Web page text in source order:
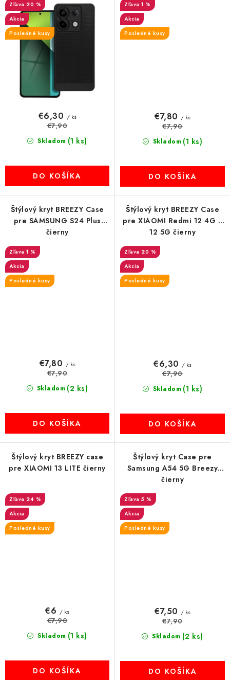
20 %
Akcia
Posledné kusy
Skladom (1 ks)
€6,30 / ks
€7,90
DO KOŠÍKA
1 %
Akcia
Posledné kusy
Skladom (1 ks)
€7,80 / ks
€7,90
DO KOŠÍKA
Štýlový kryt BREEZY Case
pre SAMSUNG S24 Plus
čierny
1 %
Akcia
Posledné kusy
Skladom (2 ks)
€7,80 / ks
€7,90
DO KOŠÍKA
Štýlový kryt BREEZY Case
pre XIAOMI Redmi 12 4G /
12 5G čierny
20 %
Akcia
Posledné kusy
Skladom (1 ks)
€6,30 / ks
€7,90
DO KOŠÍKA
Štýlový kryt BREEZY case
pre XIAOMI 13 LITE čierny
24 %
Akcia
Posledné kusy
Skladom (1 ks)
€6 / ks
€7,90
DO KOŠÍKA
Štýlový kryt Case pre
Samsung A54 5G Breezy
čierny
5 %
Akcia
Posledné kusy
Skladom (2 ks)
€7,50 / ks
€7,90
DO KOŠÍKA